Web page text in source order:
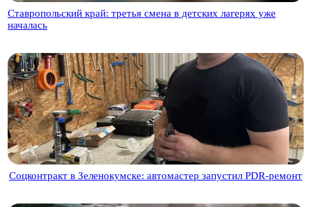
Ставропольский край: третья смена в детских лагерях уже
началась
Соцконтракт в Зеленокумске: автомастер запустил PDR‑ремонт